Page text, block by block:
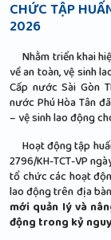
CHỨC TẬP
2026
Nhằm triển khai
về an toàn, vệ sinh
Cấp nước Sài Gòn
nước Phú Hòa Tân
– vệ sinh lao động
Hoạt động tập
2796/KH-TCT-VP
tổ chức các hoạt
lao động trên địa
mới quản lý và
động trong kỷ